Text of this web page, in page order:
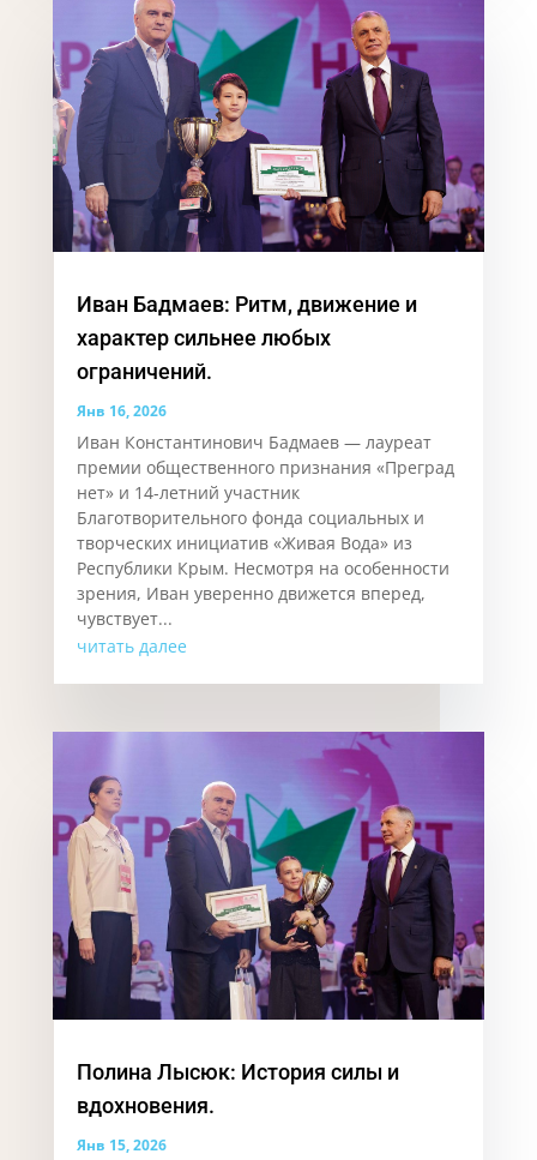
Иван Бадмаев: Ритм, движение и
характер сильнее любых
ограничений.
Янв 16, 2026
Иван Константинович Бадмаев — лауреат
премии общественного признания «Преград
нет» и 14-летний участник
Благотворительного фонда социальных и
творческих инициатив «Живая Вода» из
Республики Крым. Несмотря на особенности
зрения, Иван уверенно движется вперед,
чувствует...
читать далее
Полина Лысюк: История силы и
вдохновения.
Янв 15, 2026